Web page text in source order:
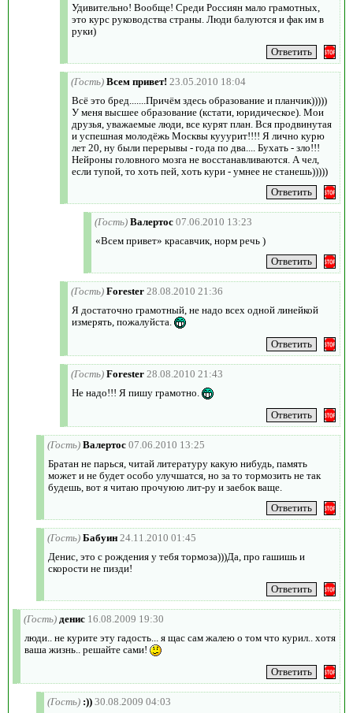
Удивительно! Вообще! Среди Россиян мало грамотных,
это курс руководства страны. Люди балуются и фак им в
руки)
(Гость) Всем привет! 23.05.2010 18:04
Всё это бред.......Причём здесь образование и планчик)))))
У меня высшее образование (кстати, юридическое). Мои
друзья, уважаемые люди, все курят план. Вся продвинутая
и успешная молодёжь Москвы кууурит!!!! Я лично курю
лет 20, ну были перерывы - года по два.... Бухать - зло!!!
Нейроны головного мозга не восстанавливаются. А чел,
если тупой, то хоть пей, хоть кури - умнее не станешь)))))
(Гость) Валертос 07.06.2010 13:23
«Всем привет» красавчик, норм речь )
(Гость) Forester 28.08.2010 21:36
Я достаточно грамотный, не надо всех одной линейкой
измерять, пожалуйста.
(Гость) Forester 28.08.2010 21:43
Не надо!!! Я пишу грамотно.
(Гость) Валертос 07.06.2010 13:25
Братан не парься, читай литературу какую нибудь, память
может и не будет особо улучшатся, но за то тормозить не так
будешь, вот я читаю прочуюю лит-ру и заебок ваще.
(Гость) Бабуин 24.11.2010 01:45
Денис, это с рождения у тебя тормоза)))Да, про гашишь и
скорости не пизди!
(Гость) денис 16.08.2009 19:30
люди.. не курите эту гадость... я щас сам жалею о том что курил.. хотя
ваша жизнь.. решайте сами!
(Гость) :)) 30.08.2009 04:03